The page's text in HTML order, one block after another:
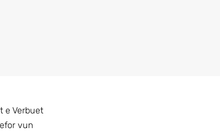
e Verbuet
vun